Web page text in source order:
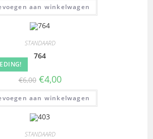
aan winkelwagen
STANDAARD
764
€6,00 €4,00
aan winkelwagen
STANDAARD